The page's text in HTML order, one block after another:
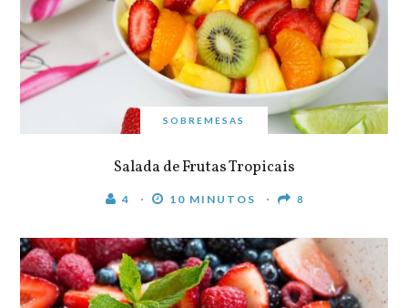
SOBREMESAS
Salada de Frutas Tropicais
4 10 MINUTOS 8